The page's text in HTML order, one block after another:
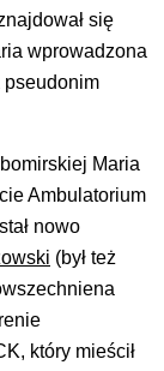
się
wprowadzona
pseudonim
Maria
Ambulatorium
nowo
(był też
który mieścił